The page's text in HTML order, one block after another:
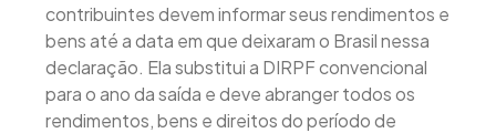
contribuintes devem informar seus rendimentos e
bens até a data em que deixaram o Brasil nessa
declaração. Ela substitui a DIRPF convencional
para o ano da saída e deve abranger todos os
rendimentos, bens e direitos do período de